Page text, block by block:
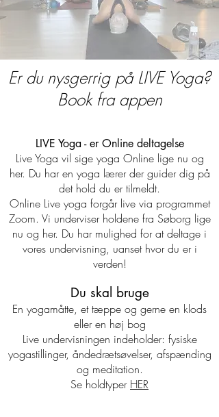
Er du nysgerrig på LIVE Yoga?
Book fra appen
LIVE Yoga - er Online deltagelse
Live Yoga vil sige yoga Online lige nu og
her. Du har en yoga lærer der guider dig på
det hold du er tilmeldt.
Online Live yoga forgår live via programmet
Zoom. Vi underviser holdene fra Søborg lige
nu og her. Du har mulighed for at deltage i
vores undervisning, uanset hvor du er i
verden!
Du skal bruge
En yogamåtte, et tæppe og gerne en klods
eller en høj bog
Live undervisningen indeholder: fysiske
yogastillinger, åndedrætsøvelser, afspænding
og meditation.
Se holdtyper HER